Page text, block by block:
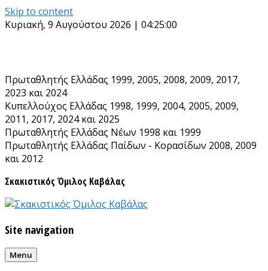
Skip to content
Κυριακή, 9 Αυγούστου 2026 | 04:25:00
Πρωταθλητής Ελλάδας 1999, 2005, 2008, 2009, 2017,
2023 και 2024
Κυπελλούχος Ελλάδας 1998, 1999, 2004, 2005, 2009,
2011, 2017, 2024 και 2025
Πρωταθλητής Ελλάδας Νέων 1998 και 1999
Πρωταθλητής Ελλάδας Παίδων - Κορασίδων 2008, 2009
και 2012
Σκακιστικός Όμιλος Καβάλας
Site navigation
Menu